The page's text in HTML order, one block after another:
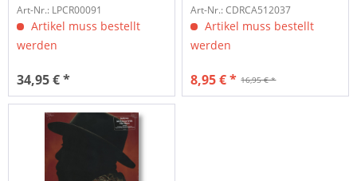
Art-Nr.: LPCR00091
Artikel muss bestellt
werden
34,95 € *
Art-Nr.: CDRCA512037
Artikel muss bestellt
werden
16,95 € *
8,95 € *